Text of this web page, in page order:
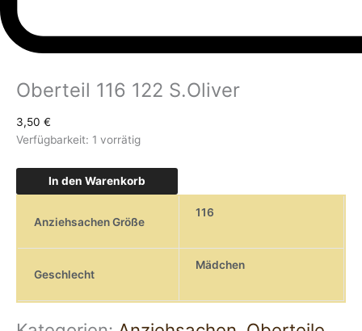
Oberteil 116 122 S.Oliver
3,50 €
Verfügbarkeit: 1 vorrätig
In den Warenkorb
Anziehsachen Größe
116
Geschlecht
Mädchen